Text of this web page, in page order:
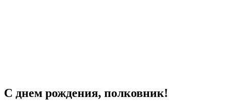
С днем рождения, полковник!